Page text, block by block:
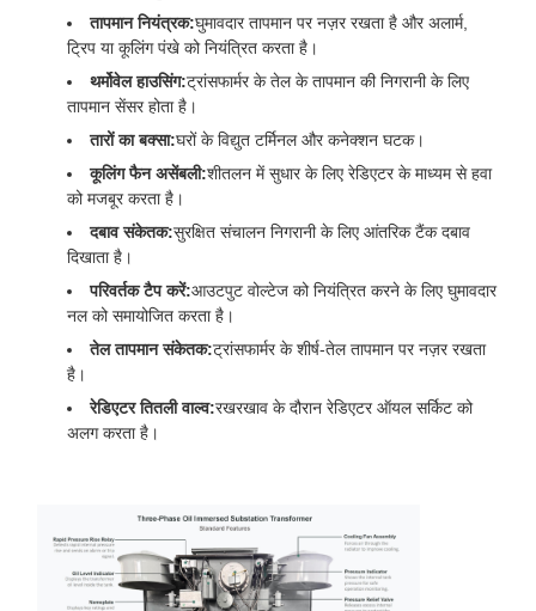
तापमान नियंत्रक:घुमावदार तापमान पर नज़र रखता है और अलार्म,
ट्रिप या कूलिंग पंखे को नियंत्रित करता है।
थर्मोवेल हाउसिंग:ट्रांसफार्मर के तेल के तापमान की निगरानी के लिए
तापमान सेंसर होता है।
तारों का बक्सा:घरों के विद्युत टर्मिनल और कनेक्शन घटक।
कूलिंग फैन असेंबली:शीतलन में सुधार के लिए रेडिएटर के माध्यम से हवा
को मजबूर करता है।
दबाव संकेतक:सुरक्षित संचालन निगरानी के लिए आंतरिक टैंक दबाव
दिखाता है।
परिवर्तक टैप करें:आउटपुट वोल्टेज को नियंत्रित करने के लिए घुमावदार
नल को समायोजित करता है।
तेल तापमान संकेतक:ट्रांसफार्मर के शीर्ष-तेल तापमान पर नज़र रखता
है।
रेडिएटर तितली वाल्व:रखरखाव के दौरान रेडिएटर ऑयल सर्किट को
अलग करता है।